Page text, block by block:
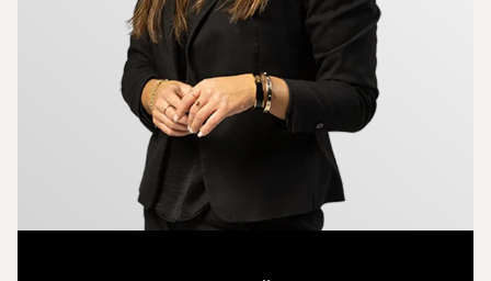
du med kort avstånd till både Malmö och Ystad,
vilket gör pendlingen enkel och vardagen bekväm.
Som köpare får du friheten att bygga ditt eget
småhus inom ramen för gällande detaljplan, en
chans att skapa ett hem som verkligen passar just
dina behov och önskemål. Kommunen ställer krav